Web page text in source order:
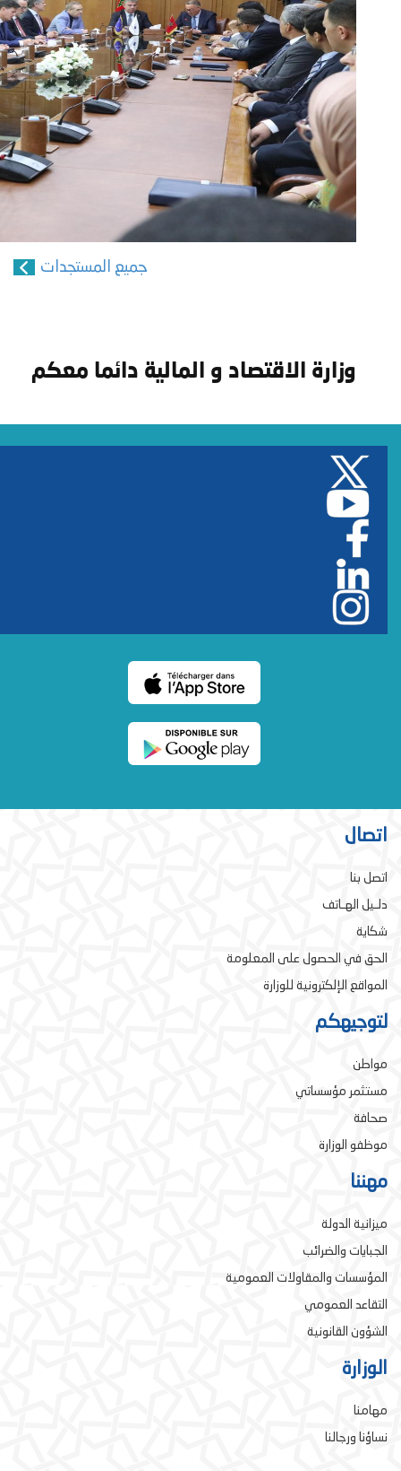
جميع المستجدات
وزارة الاقتصاد و المالية دائما معكم
اتصال
اتصل بنا
دلـيل الهـاتف
شكاية
الحق في الحصول على المعلومة
المواقع الإلكترونية للوزارة
لتوجيهكم
مواطن
مستثمر مؤسساتي
صحافة
موظفو الوزارة
مهننا
ميزانية الدولة
الجبايات والضرائب
المؤسسات والمقاولات العمومية
التقاعد العمومي
الشؤون القانونية
الوزارة
مهامنا
نساؤنا ورجالنا